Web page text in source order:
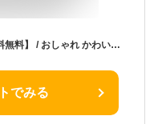
がま口 ランチバッグ / 【ポスト投函送料無料】 / おしゃれ かわいい 保冷バッグ お弁当箱 収納袋 お弁当袋 手さげ ファスナー付き 大人用 女子 子供用遠足 幼稚園 保育園 スケーター
でみる